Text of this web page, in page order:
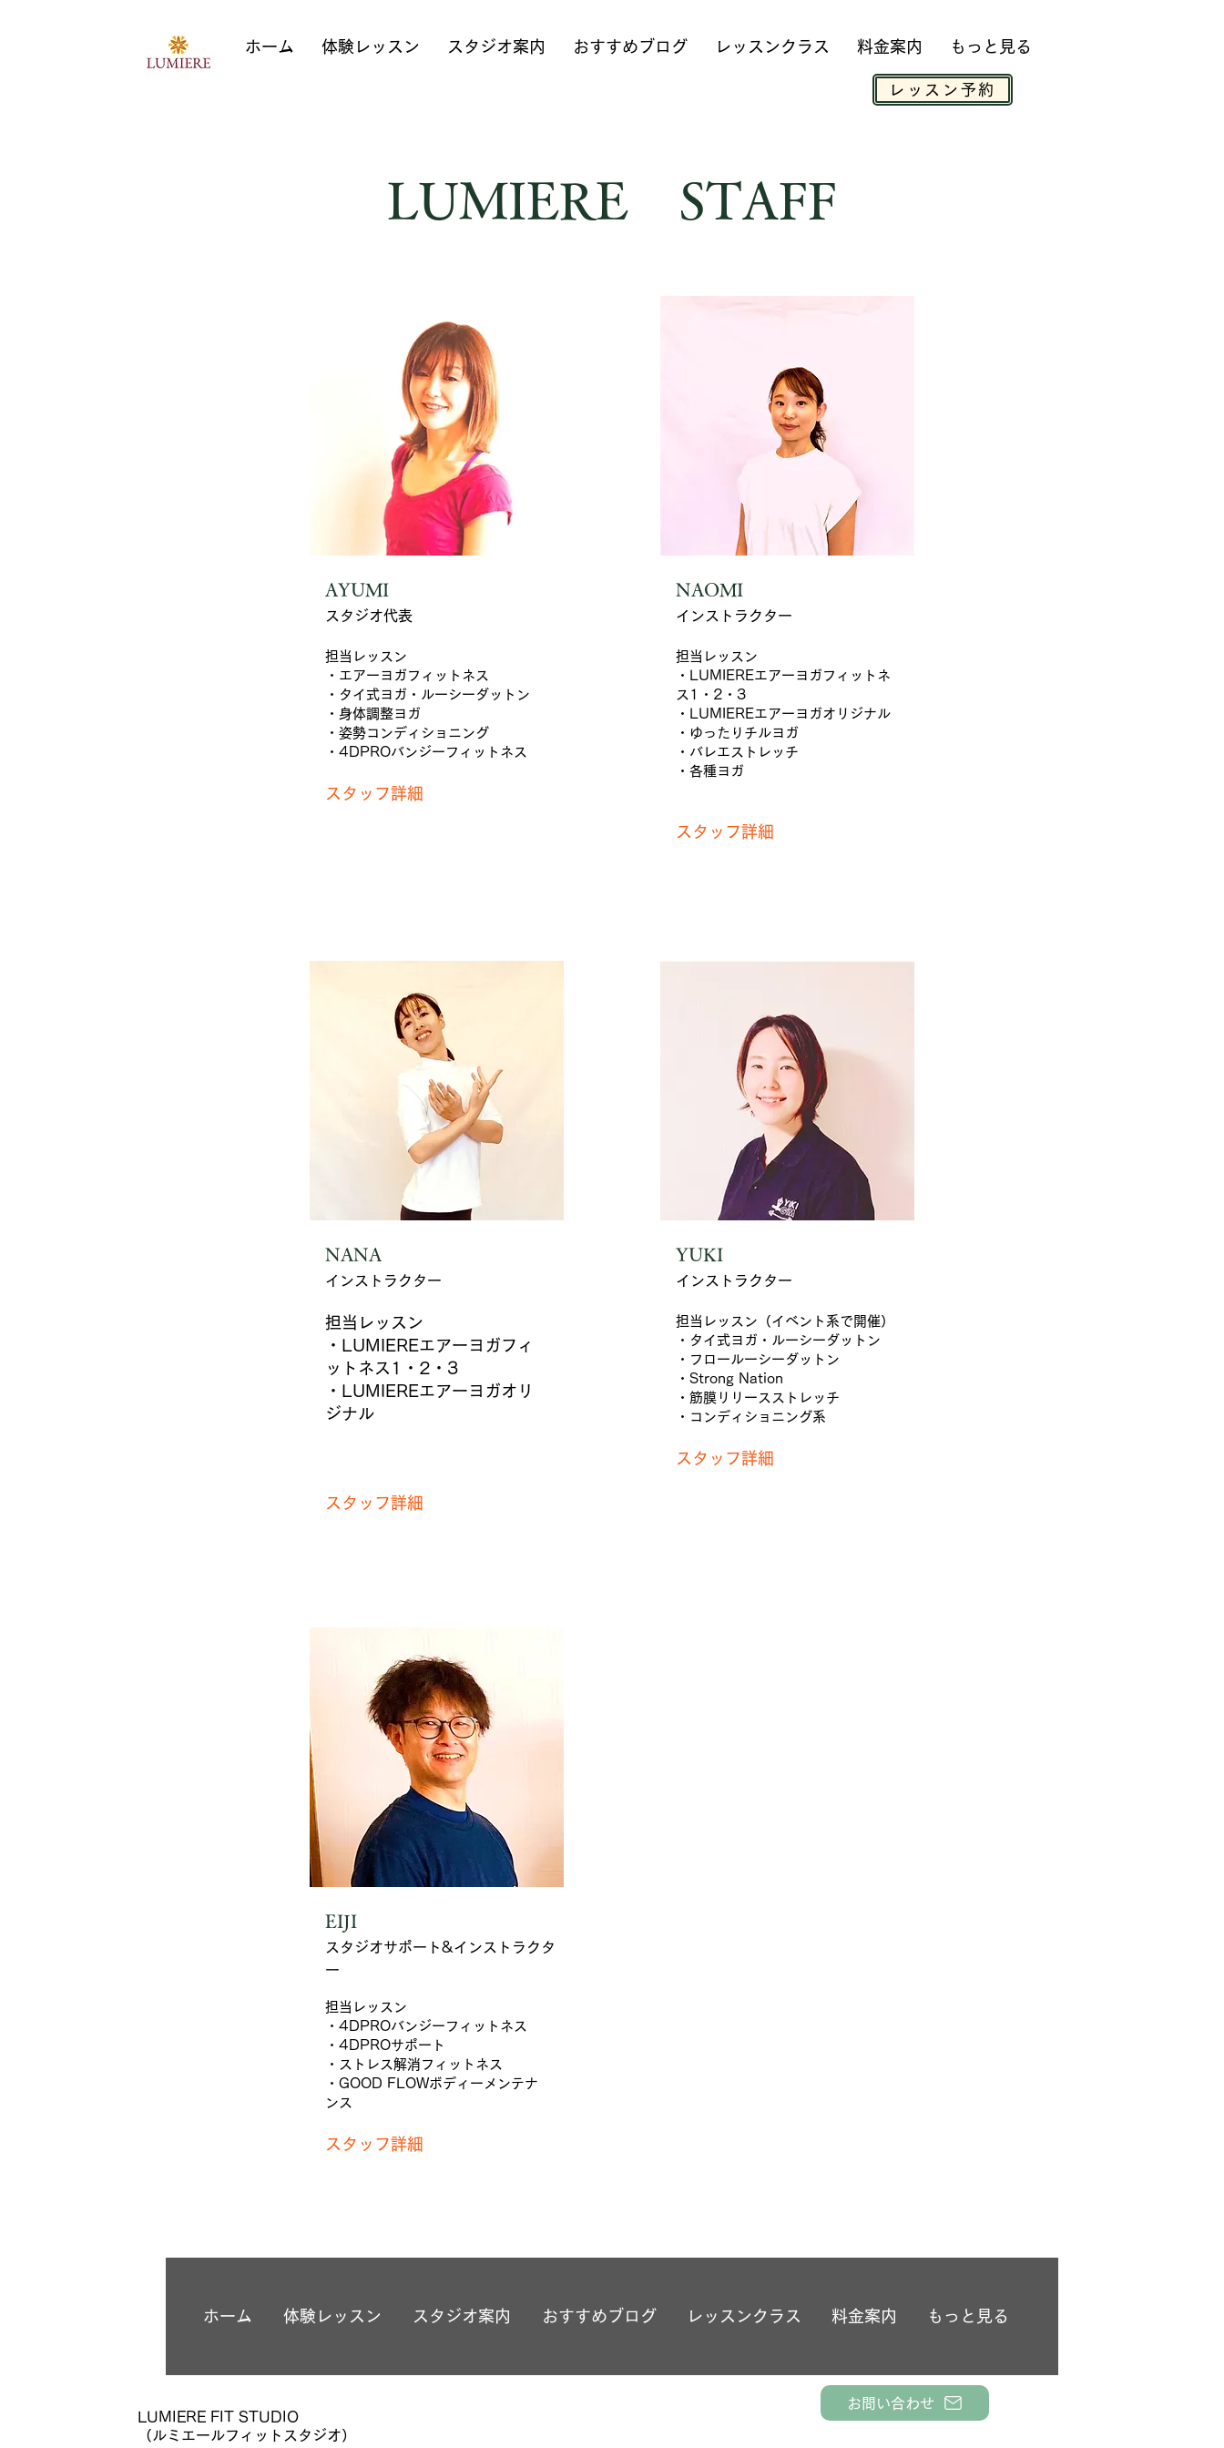
ホーム 体験レッスン スタジオ案内 おすすめブログ レッスンクラス 料金案内 もっと見る
レッスン予約
LUMIERE STAFF
AYUMI
スタジオ代表
担当レッスン
・エアーヨガフィットネス
・タイ式ヨガ・ルーシーダットン
・身体調整ヨガ
・姿勢コンディショニング
・4DPROバンジーフィットネス
スタッフ詳細
NANA
インストラクター
担当レッスン
・LUMIEREエアーヨガフィ
ットネス1・2・3
・LUMIEREエアーヨガオリ
ジナル
スタッフ詳細
EIJI
スタジオサポート&インストラクタ
ー
担当レッスン
・4DPROバンジーフィットネス
・4DPROサポート
・ストレス解消フィットネス
・GOOD FLOWボディーメンテナ
ンス
スタッフ詳細
NAOMI
インストラクター
担当レッスン
・LUMIEREエアーヨガフィットネ
ス1・2・3
・LUMIEREエアーヨガオリジナル
・ゆったりチルヨガ
・バレエストレッチ
・各種ヨガ
スタッフ詳細
YUKI
インストラクター
担当レッスン（イベント系で開催）
・タイ式ヨガ・ルーシーダットン
・フロールーシーダットン
・Strong Nation
・筋膜リリースストレッチ
・コンディショニング系
スタッフ詳細
ホーム 体験レッスン スタジオ案内 おすすめブログ レッスンクラス 料金案内 もっと見る
LUMIERE FIT STUDIO
（ルミエールフィットスタジオ）
お問い合わせ